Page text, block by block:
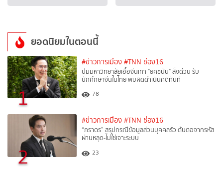
ยอดนิยมในตอนนี้
1
#ข่าวการเมือง #TNN ช่อง16
ปมมหาวิทยาลัยเอื้อจีนเทา "ยศชนัน" สั่งด่วน รับ
นักศึกษาจีนในไทย พบผิดดำเนินคดีทันที
78
2
#ข่าวการเมือง #TNN ช่อง16
“ภราดร” สรุปกรณีข้อมูลส่วนบุคคลรั่ว ต้นตอจากรหัส
ผ่านหลุด-ไม่ใช่เจาะระบบ
23